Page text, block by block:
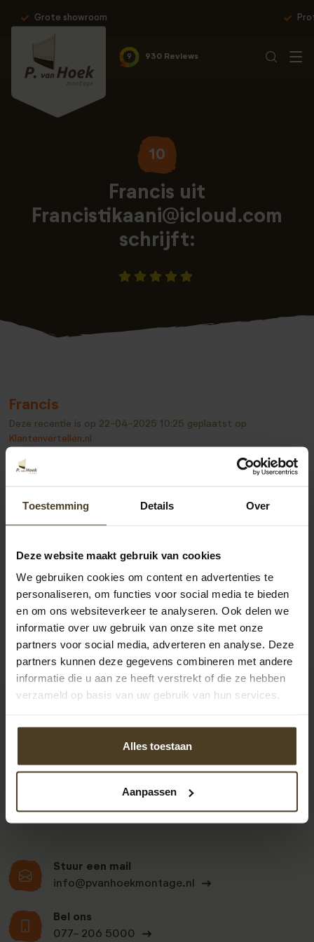
Toestemming Details Over
Deze website maakt gebruik van cookies
We gebruiken cookies om content en advertenties te
personaliseren, om functies voor social media te bieden
en om ons websiteverkeer te analyseren. Ook delen we
informatie over uw gebruik van onze site met onze
partners voor social media, adverteren en analyse. Deze
partners kunnen deze gegevens combineren met andere
informatie die u aan ze heeft verstrekt of die ze hebben
verzameld op basis van uw gebruik van hun services.
Alles toestaan
Aanpassen
Professionele montage & 10 jaar garantie
9 930 Reviews
10
Francis uit
Francistikaani@icloud.com
schrijft:
Francis
Deze recentie is op 22-04-2025 10:25 geplaatst op
Klantenvertellen.nl
Alles goed geregeld en goede communicatie ‘
Bekijk alle recensies
Stuur een mail
info@pvanhoekmontage.nl
Bel ons
077- 206 5000
Klanten beoordelen
ons een: 9 uit de 930